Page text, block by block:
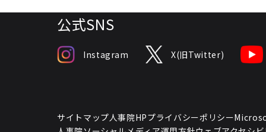
公式SNS
Instagram X(旧Twitter)
サイトマップ人事院HPプライバシーポリシー